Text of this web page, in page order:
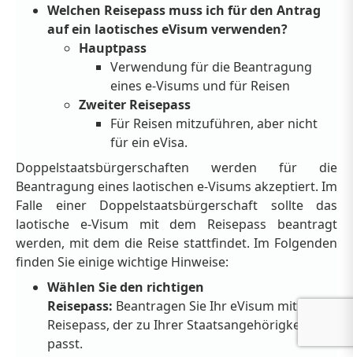
Welchen Reisepass muss ich für den Antrag
auf ein laotisches eVisum verwenden?
Hauptpass
Verwendung für die Beantragung
eines e-Visums und für Reisen
Zweiter Reisepass
Für Reisen mitzuführen, aber nicht
für ein eVisa.
Doppelstaatsbürgerschaften werden für die
Beantragung eines laotischen e-Visums akzeptiert. Im
Falle einer Doppelstaatsbürgerschaft sollte das
laotische e-Visum mit dem Reisepass beantragt
werden, mit dem die Reise stattfindet. Im Folgenden
finden Sie einige wichtige Hinweise:
Wählen Sie den richtigen
Reisepass: Beantragen Sie Ihr eVisum mit dem
Reisepass, der zu Ihrer Staatsangehörigkeit
passt.